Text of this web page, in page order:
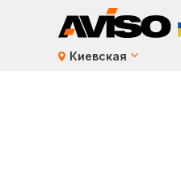
Киевская